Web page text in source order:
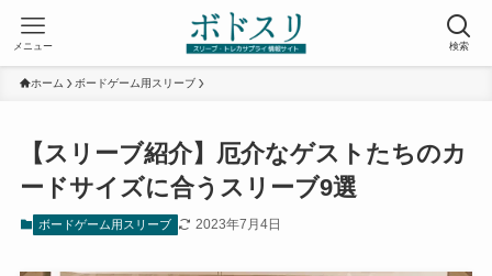
検索
メニュー
ホーム ボードゲーム用スリーブ
【スリーブ紹介】厄介なゲストたちのカ
ードサイズに合うスリーブ9選
ボードゲーム用スリーブ 2023年7月4日